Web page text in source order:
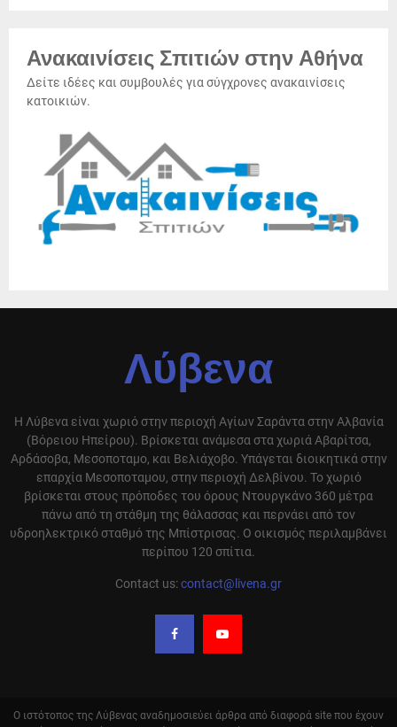
Ανακαινίσεις Σπιτιών στην Αθήνα
Δείτε ιδέες και συμβουλές για σύγχρονες ανακαινίσεις
κατοικιών.
Λύβενα
Η Λύβενα είναι χωριό στην περιοχή Αγίων Σαράντα στην Αλβανία
(Βόρειου Ηπείρου). Βρίσκεται ανάμεσα στα χωριά Αβαρίτσα,
Αρδάσοβα, Μεσοποταμο, και Βελιάχοβο. Υπάγεται διοικητικά στην
επαρχία Μεσοποταμου, στην περιοχή Δελβίνου. Το χωριό
βρίσκεται στους πρόποδες του όρους Ντουργκάνο 360 μέτρα
πάνω από τη στάθμη της θάλασσας και περνάει από τον
υδροηλεκτρικό σταθμό της Μπίστρισας. Ο οικισμός περιλαμβάνει
περίπου 120 σπίτια.
Contact us:contact@livena.gr
Ο ιστότοπος της Λύβενας αναδημοσιεύει άρθρα από διαφορά site που έχουν